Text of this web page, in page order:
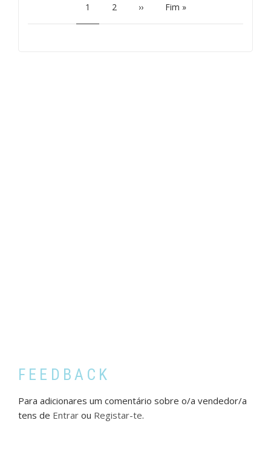
Página
1 Page
2 Próxima
›› Última
Fim »
FEEDBACK
Para adicionares um comentário sobre o/a vendedor/a
tens de Entrar ou Registar-te.